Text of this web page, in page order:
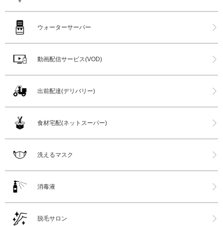
ウォーターサーバー
動画配信サービス(VOD)
出前配達(デリバリー)
食材宅配(ネットスーパー)
洗えるマスク
消毒液
脱毛サロン